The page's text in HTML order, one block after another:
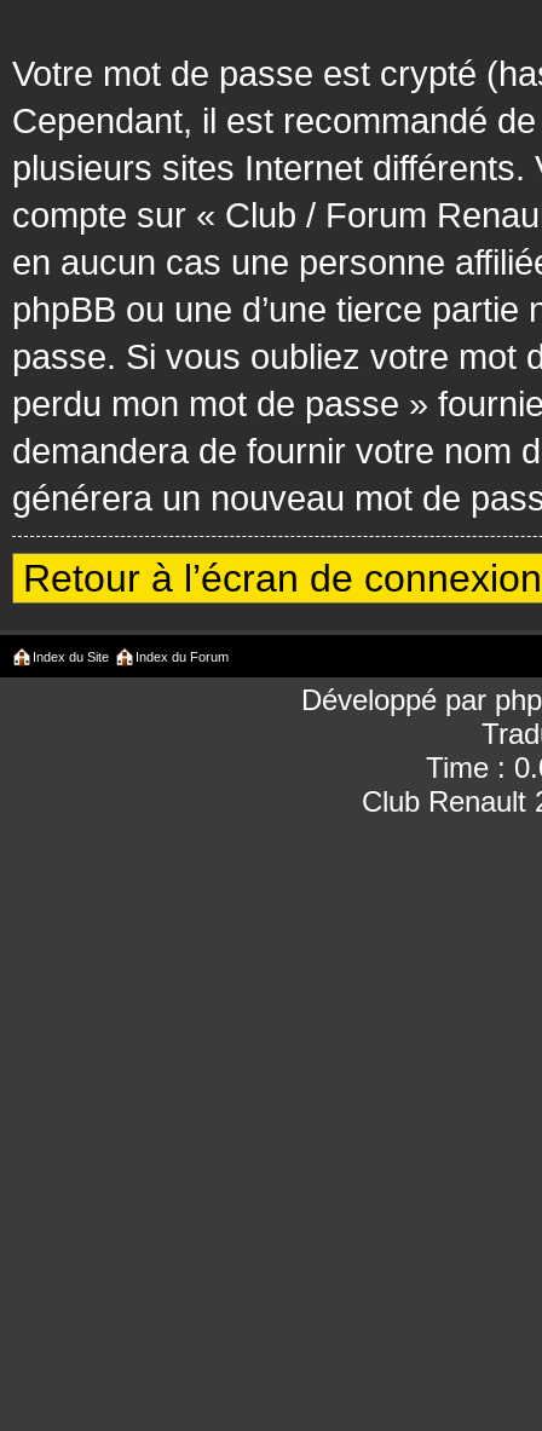
Votre mot de passe est crypté
Cependant, il est recommandé
plusieurs sites Internet différents.
compte sur « Club / Forum
en aucun cas une personne
phpBB ou une d’une tierce
passe. Si vous oubliez votre mot
perdu mon mot de passe »
demandera de fournir votre nom
générera un nouveau mot de
Retour à l’écran de connexion
Index du Site Index du Forum
Développé par
Time :
Club Renault